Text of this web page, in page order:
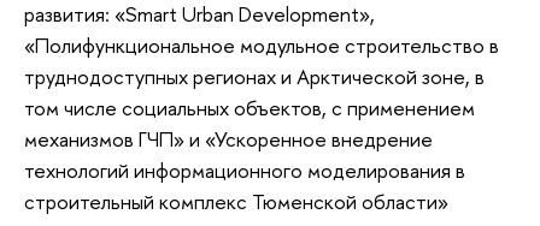
развития: «Smart Urban Development»,
«Полифункциональное модульное строительство в
труднодоступных регионах и Арктической зоне, в
том числе социальных объектов, с применением
механизмов ГЧП» и «Ускоренное внедрение
технологий информационного моделирования в
строительный комплекс Тюменской области»